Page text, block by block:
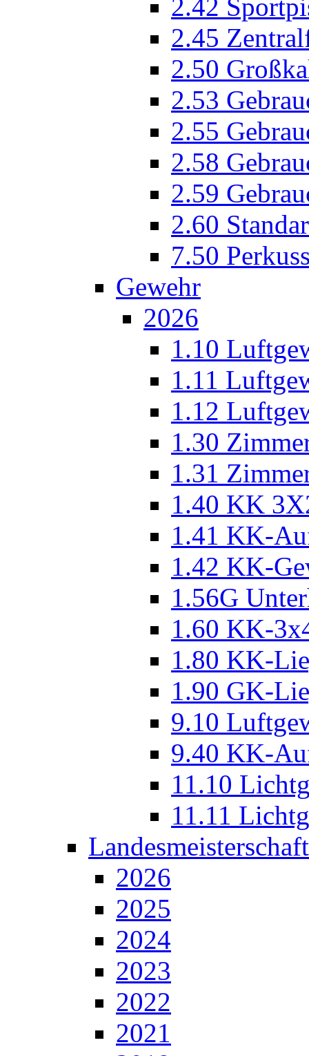
2.42
2.45
2.50
2.53
2.55
2.58
2.59
2.60
7.50
Gewehr
2026
1.10
1.11
1.12
1.30
1.31
1.40 KK
1.41 KK-
1.42 KK-
1.56G
1.60 KK-
1.80 KK-
1.90 GK-
9.10
9.40 KK-
11.10
11.11
Landesmeisterschaft
2026
2025
2024
2023
2022
2021